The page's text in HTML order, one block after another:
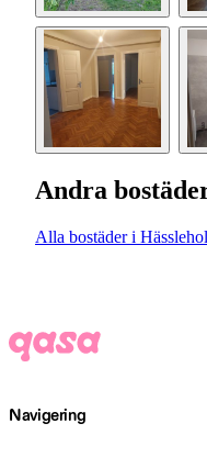
Andra
Alla bostäder i
Navigering